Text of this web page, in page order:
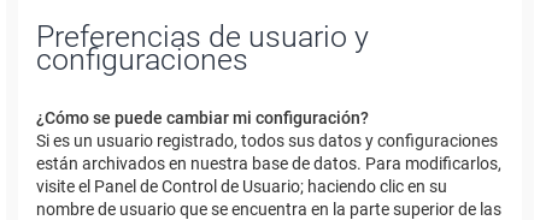
Preferencias de usuario y
configuraciones
¿Cómo se puede cambiar mi configuración?
Si es un usuario registrado, todos sus datos y configuraciones
están archivados en nuestra base de datos. Para modificarlos,
visite el Panel de Control de Usuario; haciendo clic en su
nombre de usuario que se encuentra en la parte superior de las